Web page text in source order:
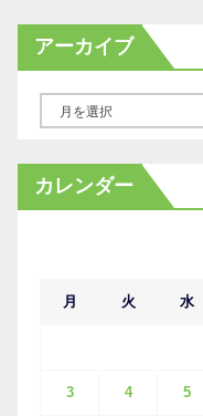
アーカイブ
カ
イ
カレンダー
月 火 水
3 4 5